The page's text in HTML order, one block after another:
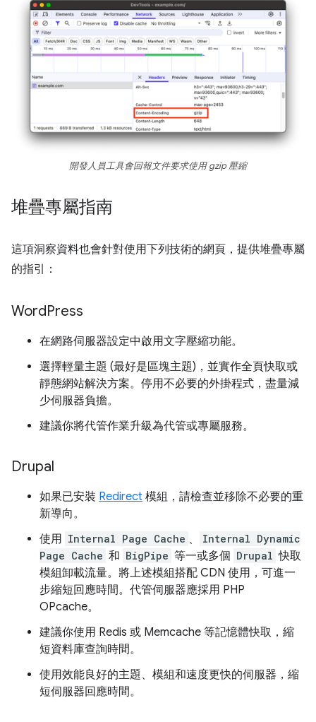
開發人員工具會回報文件要求使用 gzip 壓縮
堆疊專屬指南
這項洞察資料也會針對使用下列技術的網頁，提供堆疊專屬
的指引：
WordPress
在網路伺服器設定中啟用文字壓縮功能。
選擇輕量主題 (最好是區塊主題)，並實作全頁快取或
靜態網站解決方案。停用不必要的外掛程式，盡量減
少伺服器負擔。
建議你將代管作業升級為代管或專屬服務。
Drupal
如果已安裝 Redirect 模組，請檢查並移除不必要的重
新導向。
使用 Internal Page Cache 、
Internal Dynamic
Page Cache 和 BigPipe 等一或多個 Drupal 快取
模組卸載流量。將上述模組搭配 CDN 使用，可進一
步縮短回應時間。代管伺服器應採用 PHP
OPcache。
建議你使用 Redis 或 Memcache 等記憶體快取，縮
短資料庫查詢時間。
使用效能良好的主題、模組和速度更快的伺服器，縮
短伺服器回應時間。